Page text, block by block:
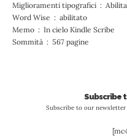
Miglioramenti tipografici ‏ :
Word Wise ‏ : ‎ abilitato
Memo ‏ : ‎ In cielo Kindle Scribe
Sommità ‏ : ‎ 567 pagine
Subscribe
Subscribe to our